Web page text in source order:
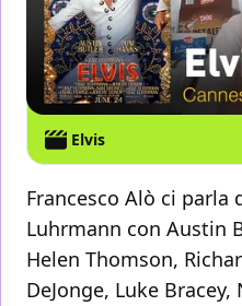
Elvis
Francesco Alò ci parla
Luhrmann con Austin
Helen Thomson,
DeJonge, Luke